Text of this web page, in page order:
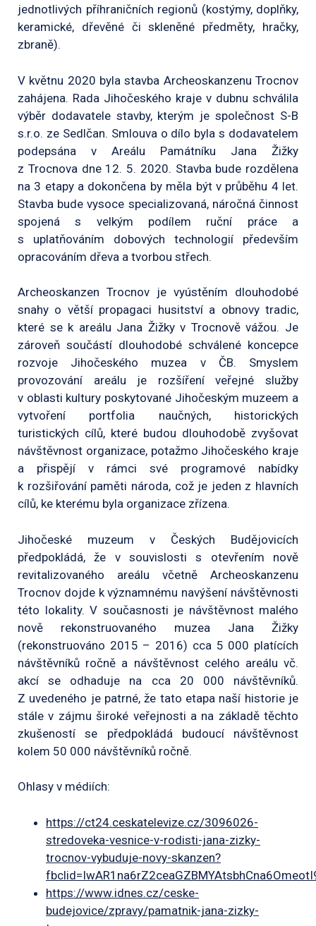
jednotlivých příhraničních regionů (kostýmy, doplňky,
keramické, dřevěné či skleněné předměty, hračky,
zbraně).
V květnu 2020 byla stavba Archeoskanzenu Trocnov
zahájena. Rada Jihočeského kraje v dubnu schválila
výběr dodavatele stavby, kterým je společnost S-B
s.r.o. ze Sedlčan. Smlouva o dílo byla s dodavatelem
podepsána v Areálu Památníku Jana Žižky
z Trocnova dne 12. 5. 2020. Stavba bude rozdělena
na 3 etapy a dokončena by měla být v průběhu 4 let.
Stavba bude vysoce specializovaná, náročná činnost
spojená s velkým podílem ruční práce a
s uplatňováním dobových technologií především
opracováním dřeva a tvorbou střech.
Archeoskanzen Trocnov je vyústěním dlouhodobé
snahy o větší propagaci husitství a obnovy tradic,
které se k areálu Jana Žižky v Trocnově vážou. Je
zároveň součástí dlouhodobé schválené koncepce
rozvoje Jihočeského muzea v ČB. Smyslem
provozování areálu je rozšíření veřejné služby
v oblasti kultury poskytované Jihočeským muzeem a
vytvoření portfolia naučných, historických
turistických cílů, které budou dlouhodobě zvyšovat
návštěvnost organizace, potažmo Jihočeského kraje
a přispějí v rámci své programové nabídky
k rozšiřování paměti národa, což je jeden z hlavních
cílů, ke kterému byla organizace zřízena.
Jihočeské muzeum v Českých Budějovicích
předpokládá, že v souvislosti s otevřením nově
revitalizovaného areálu včetně Archeoskanzenu
Trocnov dojde k významnému navýšení návštěvnosti
této lokality. V současnosti je návštěvnost malého
nově rekonstruovaného muzea Jana Žižky
(rekonstruováno 2015 – 2016) cca 5 000 platících
návštěvníků ročně a návštěvnost celého areálu vč.
akcí se odhaduje na cca 20 000 návštěvníků.
Z uvedeného je patrné, že tato etapa naší historie je
stále v zájmu široké veřejnosti a na základě těchto
zkušeností se předpokládá budoucí návštěvnost
kolem 50 000 návštěvníků ročně.
Ohlasy v médiích:
https://ct24.ceskatelevize.cz/3096026-
stredoveka-vesnice-v-rodisti-jana-zizky-
trocnov-vybuduje-novy-skanzen?
https://www.idnes.cz/ceske-
budejovice/zpravy/pamatnik-jana-zizky-